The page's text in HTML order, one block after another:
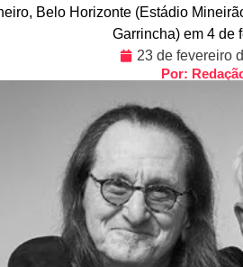
Belo Horizonte (Estádio
Garrincha) em 4 de
23 de fevereiro
Por: